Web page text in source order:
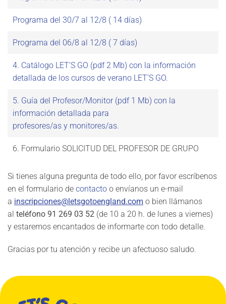
Programa del 30/7 al 12/8 ( 14 días)
Programa del 06/8 al 12/8 ( 7 días)
4. Catálogo LET’S GO (pdf 2 Mb) con la información
detallada de los cursos de verano LET’S GO.
5. Guía del Profesor/Monitor (pdf 1 Mb) con la
información detallada para
profesores/as y monitores/as.
6. Formulario SOLICITUD DEL PROFESOR DE GRUPO
Si tienes alguna pregunta de todo ello, por favor escríbenos
en el formulario de contacto o envíanos un e-mail
a inscripciones@letsgotoengland.com o bien llámanos
al teléfono 91 269 03 52 (de 10 a 20 h. de lunes a viernes)
y estaremos encantados de informarte con todo detalle.
Gracias por tu atención y recibe un afectuoso saludo.